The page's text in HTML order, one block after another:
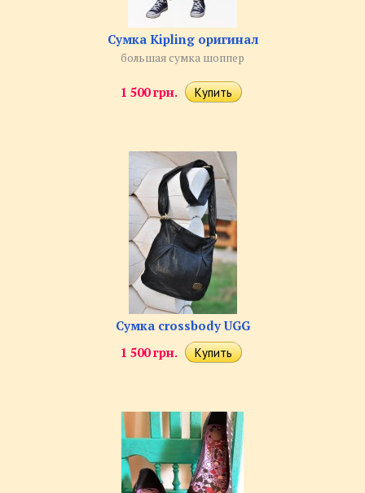
Сумка Kipling оригинал
большая сумка шоппер
1 500 грн.
Сумка crossbody UGG
1 500 грн.